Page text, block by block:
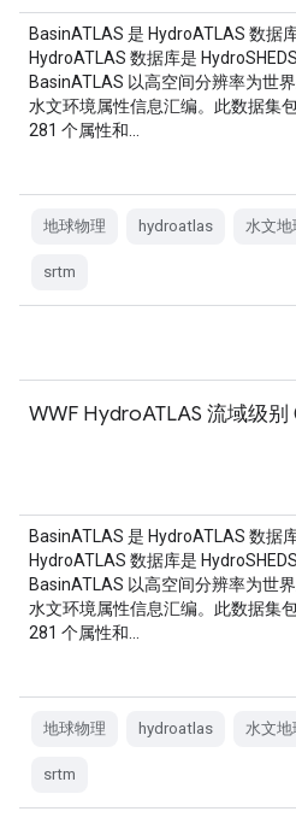
BasinATLAS 是 HydroATLAS 数据
HydroATLAS 数据库是
BasinATLAS 以高空间分辨率为世
水文环境属性信息汇编。此数据集
281 个属性和…
地球物理 hydroatlas 水文地
srtm
WWF HydroATLAS 流域级别
BasinATLAS 是 HydroATLAS 数据
HydroATLAS 数据库是
BasinATLAS 以高空间分辨率为世
水文环境属性信息汇编。此数据集
281 个属性和…
地球物理 hydroatlas 水文地
srtm